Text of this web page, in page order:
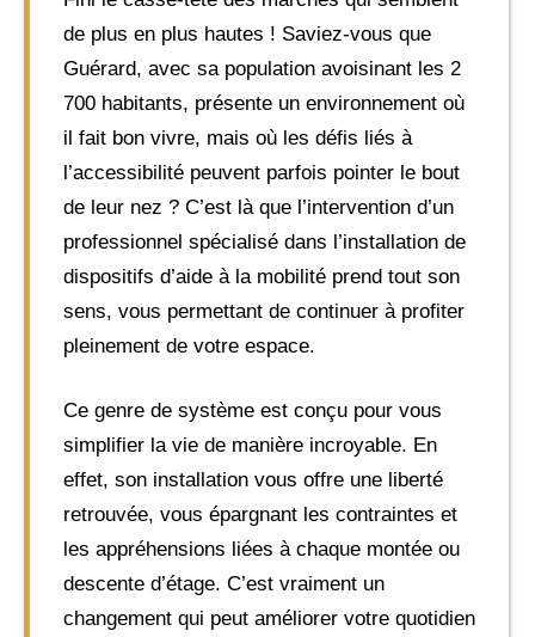
de plus en plus hautes ! Saviez-vous que
Guérard, avec sa population avoisinant les 2
700 habitants, présente un environnement où
il fait bon vivre, mais où les défis liés à
l’accessibilité peuvent parfois pointer le bout
de leur nez ? C’est là que l’intervention d’un
professionnel spécialisé dans l’installation de
dispositifs d’aide à la mobilité prend tout son
sens, vous permettant de continuer à profiter
pleinement de votre espace.
Ce genre de système est conçu pour vous
simplifier la vie de manière incroyable. En
effet, son installation vous offre une liberté
retrouvée, vous épargnant les contraintes et
les appréhensions liées à chaque montée ou
descente d’étage. C’est vraiment un
changement qui peut améliorer votre quotidien